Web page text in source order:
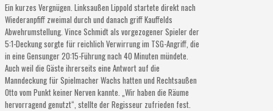
Ein kurzes Vergnügen. Linksaußen Lippold startete direkt nach
Wiederanpfiff zweimal durch und danach griff Kauffelds
Abwehrumstellung. Vince Schmidt als vorgezogener Spieler der
5:1-Deckung sorgte für reichlich Verwirrung im TSG-Angriff, die
in eine Gensunger 20:15-Führung nach 40 Minuten mündete.
Auch weil die Gäste ihrerseits eine Antwort auf die
Manndeckung für Spielmacher Wachs hatten und Rechtsaußen
Otto vom Punkt keiner Nerven kannte. „Wir haben die Räume
hervorragend genutzt“, stellte der Regisseur zufrieden fest.